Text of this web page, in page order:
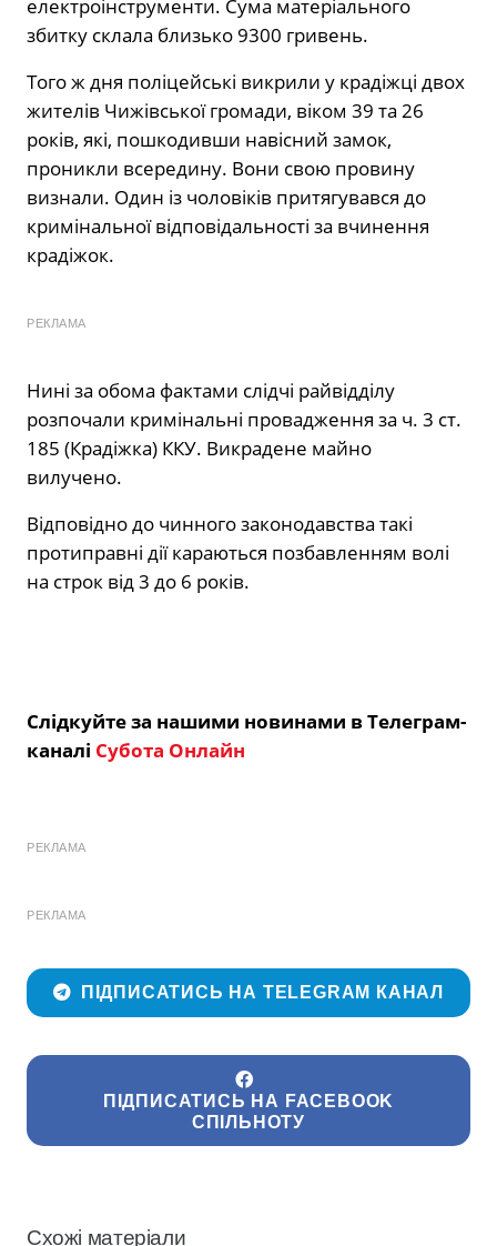
електроінструменти. Сума матеріального
збитку склала близько 9300 гривень.
Того ж дня поліцейські викрили у крадіжці двох
жителів Чижівської громади, віком 39 та 26
років, які, пошкодивши навісний замок,
проникли всередину. Вони свою провину
визнали. Один із чоловіків притягувався до
кримінальної відповідальності за вчинення
крадіжок.
РЕКЛАМА
Нині за обома фактами слідчі райвідділу
розпочали кримінальні провадження за ч. 3 ст.
185 (Крадіжка) ККУ. Викрадене майно
вилучено.
Відповідно до чинного законодавства такі
протиправні дії караються позбавленням волі
на строк від 3 до 6 років.
Слідкуйте за нашими новинами в Телеграм-
каналі Субота Онлайн
РЕКЛАМА
РЕКЛАМА
ПІДПИСАТИСЬ НА TELEGRAM КАНАЛ
ПІДПИСАТИСЬ НА FACEBOOK
СПІЛЬНОТУ
Схожі матеріали